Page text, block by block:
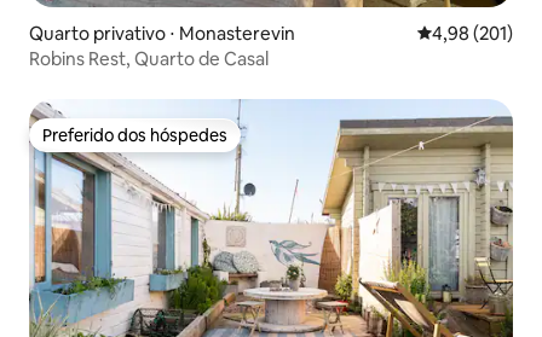
Quarto privativo ⋅ Monasterevin 4,98 de uma
4,98 (201)
Robins Rest, Quarto de Casal
Preferido dos hóspedes
Preferido dos hóspedes